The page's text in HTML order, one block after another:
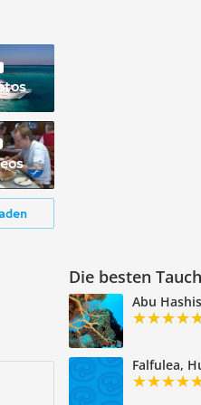
Die besten
Abu
Falfulea,